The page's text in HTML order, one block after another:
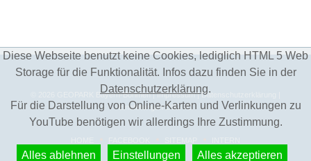
GEOPARK Bayern-Böhmen| Impressum| Datenschutzerklärung
Einstellungen DSGVO
Diese Webseite benutzt keine Cookies, lediglich HTML 5 Web
Storage für die Funktionalität. Infos dazu finden Sie in der
Datenschutzerklärung.
Für die Darstellung von Online-Karten und Verlinkungen zu
YouTube benötigen wir allerdings Ihre Zustimmung.
Alles ablehnen Einstellungen Alles akzeptieren